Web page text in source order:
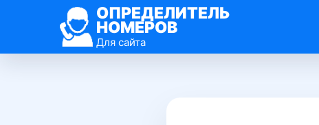
ОПРЕДЕЛИТЕЛЬ
НОМЕРОВ
Для сайта